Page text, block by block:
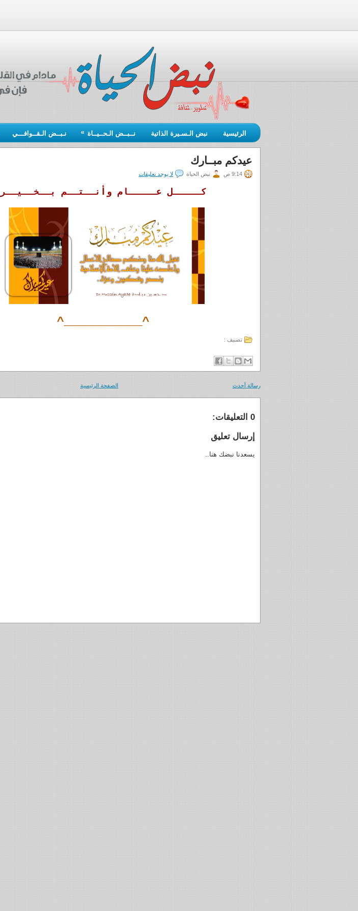
الرئيسية نبض الـسـيرة الذاتية نــبــض الـحــيــاة » نـبــض الـقــوافـــي
عيدكم مبــارك
9:14 ص نبض الحياة لا يوجد تعليقات
كـــــل عـــــام وأنــتــم بــخــيــر
^___________^
تصنيف :
رسالة أحدث الصفحة الرئيسية
0 التعليقات:
إرسال تعليق
يسعدنا نبضك هنا..